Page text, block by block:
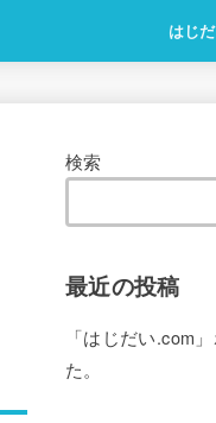
はじ
検索
最近の投稿
「はじだい.com
た。